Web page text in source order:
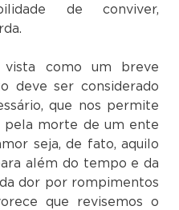
de conviver,
como um breve
deve ser considerado
que nos permite
pela morte de um ente
seja, de fato, aquilo
além do tempo e da
dor por rompimentos
que revisemos o